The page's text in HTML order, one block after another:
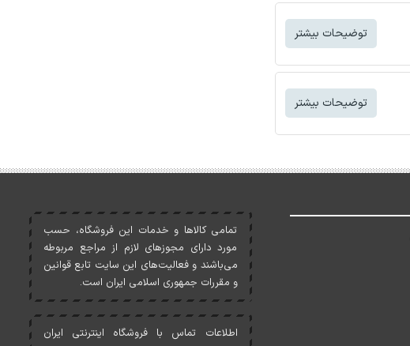
توضیحات بیشتر
توضیحات بیشتر
تمامی کالاها و خدمات اين فروشگاه، حسب
مورد دارای مجوزهای لازم از مراجع مربوطه
می‌باشند و فعاليت‌های اين سايت تابع قوانين
و مقررات جمهوری اسلامی ايران است.
اطلاعات تماس با فروشگاه اینترنتی ایران